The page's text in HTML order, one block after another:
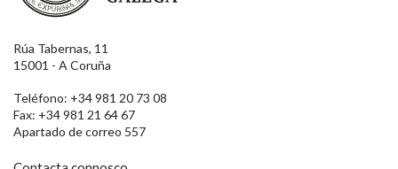
Rúa Tabernas, 11
15001 - A Coruña
Teléfono: +34 981 20 73 08
Fax: +34 981 21 64 67
Apartado de correo 557